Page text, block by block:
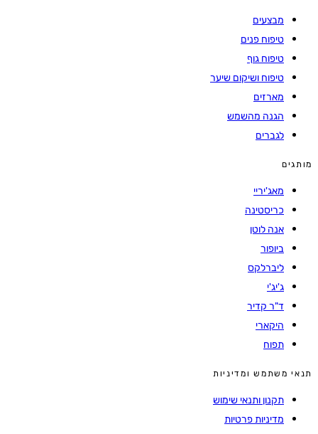
מבצעים
טיפוח פנים
טיפוח גוף
טיפוח ושיקום שיער
מארזים
הגנה מהשמש
לגברים
מאג'יריי
כריסטינה
אנה לוטן
ביופור
ליברלקס
ג'יג'י
ד"ר קדיר
היקארי
תפוח
משתמש ומדיניות
תקנון ותנאי שימוש
מדיניות פרטיות